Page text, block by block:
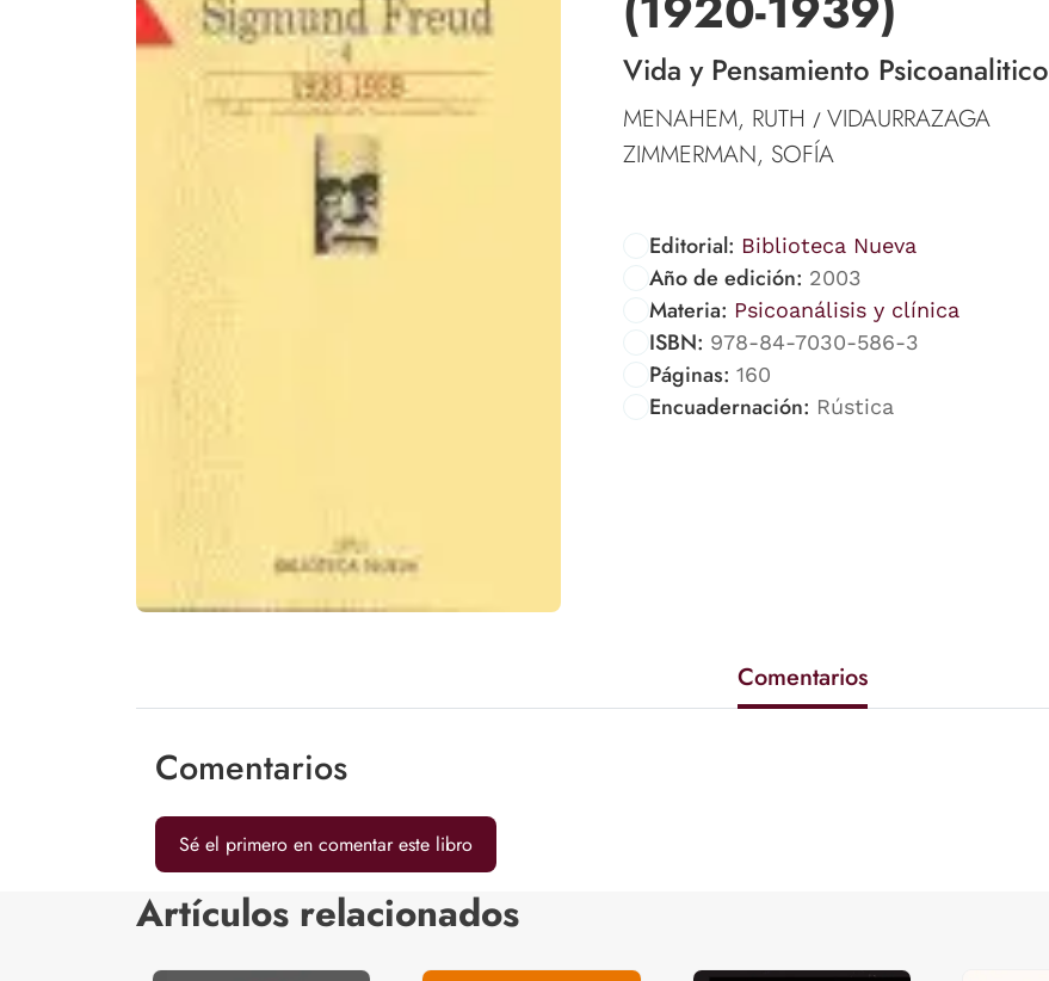
Vida y Pensamiento Psicoanalitico
MENAHEM, RUTH / VIDAURRAZAGA
ZIMMERMAN, SOFÍA
Editorial: Biblioteca Nueva
Año de edición: 2003
Materia: Psicoanálisis y clínica
ISBN: 978-84-7030-586-3
Páginas: 160
Encuadernación: Rústica
Comentarios
Comentarios
Sé el primero en comentar este libro
Artículos relacionados